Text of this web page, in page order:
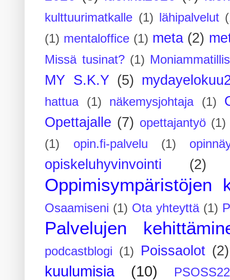
kulttuurimatkalle (1) lähipalvelut
(1) mentaloffice (1) meta (2)
Missä tusinat? (1)
MY S.K.Y (5)
hattua (1) näkemysjohtaja (1)
Opettajalle (7) opettajantyö (1)
(1)
opin.fi-palvelu (1)
opiskeluhyvinvointi (2)
Oppimisympäristöjen
Osaamiseni (1) Ota yhteyttä (1)
Palvelujen
podcastblogi (1) Poissaolot (2)
kuulumisia (10)